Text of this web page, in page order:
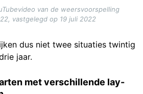
van de weersvoorspelling
vastgelegd op 19 juli 2022
dus niet twee situaties twintig
jaar.
met verschillende lay-